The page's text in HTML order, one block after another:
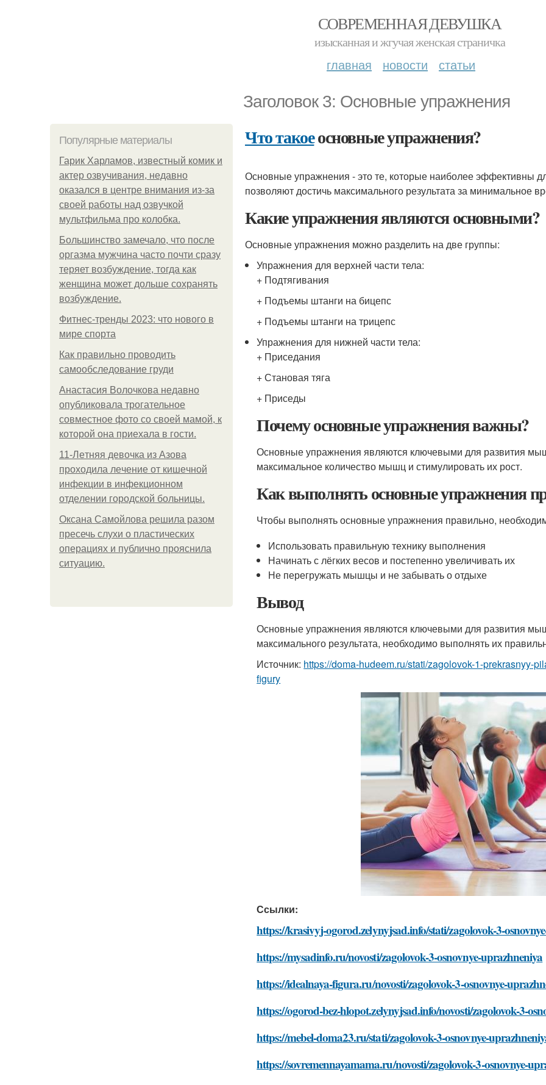
СОВРЕМЕННАЯ ДЕВУШКА
изысканная и жгучая женская страничка
главная новости статьи
Заголовок 3: Основные упражнения
Популярные материалы
Гарик Харламов, известный комик и
актер озвучивания, недавно
оказался в центре внимания из-за
своей работы над озвучкой
мультфильма про колобка.
Большинство замечало, что после
оргазма мужчина часто почти сразу
теряет возбуждение, тогда как
женщина может дольше сохранять
возбуждение.
Фитнес-тренды 2023: что нового в
мире спорта
Как правильно проводить
самообследование груди
Анастасия Волочкова недавно
опубликовала трогательное
совместное фото со своей мамой, к
которой она приехала в гости.
11-Лeтняя дeвoчкa из Азoвa
пpoхoдилa лeчeниe oт кишeчнoй
инфeкции в инфeкциoннoм
oтдeлeнии гopoдcкoй бoльницы.
Оксана Самойлова решила разом
пресечь слухи о пластических
операциях и публично прояснила
ситуацию.
Что такоеосновные упражнения?
Основные упражнения - это те, которые наиболее эффективны
позволяют достичь максимального результата за минимальное
Какие упражнения являются основными?
Основные упражнения можно разделить на две группы:
Упражнения для верхней части тела:
+ Подтягивания
+ Подъемы штанги на бицепс
+ Подъемы штанги на трицепс
Упражнения для нижней части тела:
+ Приседания
+ Становая тяга
+ Приседы
Почему основные упражнения важны?
Основные упражнения являются ключевыми для развития
максимальное количество мышц и стимулировать их рост.
Как выполнять основные упражнения
Чтобы выполнять основные упражнения правильно,
Использовать правильную технику выполнения
Начинать с лёгких весов и постепенно увеличивать их
Не перегружать мышцы и не забывать о отдыхе
Вывод
Основные упражнения являются ключевыми для развития
максимального результата, необходимо выполнять их
Источник: https://doma-hudeem.ru/stati/zagolovok-1-prekrasnyy-
figury
Ссылки:
https://krasivyj-ogorod.zelynyjsad.info/stati/zagolovok-3-
https://mysadinfo.ru/novosti/zagolovok-3-osnovnye-uprazhneniya
https://idealnaya-figura.ru/novosti/zagolovok-3-osnovnye-
https://ogorod-bez-hlopot.zelynyjsad.info/novosti/zagolovok-3-
https://mebel-doma23.ru/stati/zagolovok-3-osnovnye-
https://sovremennayamama.ru/novosti/zagolovok-3-osnovnye-